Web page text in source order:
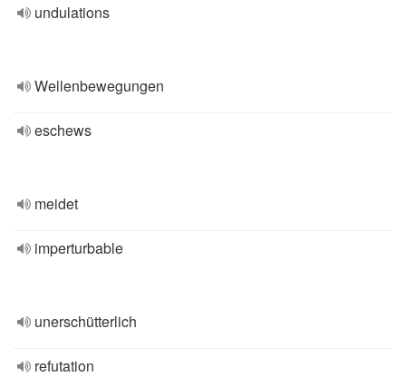
undulations
Wellenbewegungen
eschews
meidet
imperturbable
unerschütterlich
refutation